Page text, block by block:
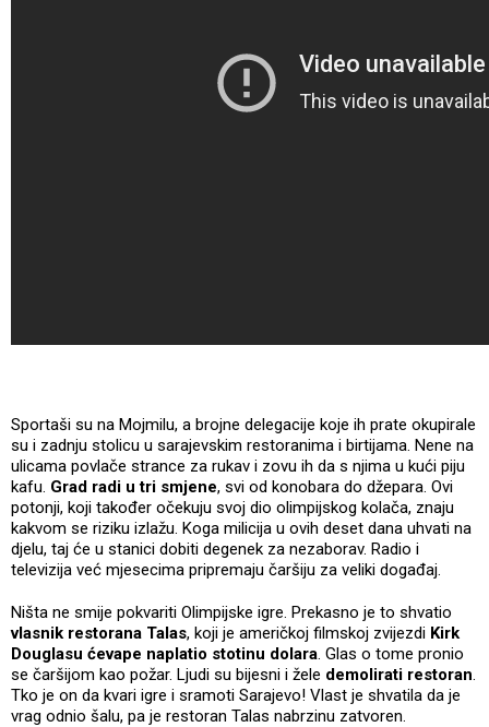
Sportaši su na Mojmilu, a brojne delegacije koje ih prate okupirale
su i zadnju stolicu u sarajevskim restoranima i birtijama. Nene na
ulicama povlače strance za rukav i zovu ih da s njima u kući piju
kafu. Grad radi u tri smjene, svi od konobara do džepara. Ovi
potonji, koji također očekuju svoj dio olimpijskog kolača, znaju
kakvom se riziku izlažu. Koga milicija u ovih deset dana uhvati na
djelu, taj će u stanici dobiti degenek za nezaborav. Radio i
televizija već mjesecima pripremaju čaršiju za veliki događaj.
Ništa ne smije pokvariti Olimpijske igre. Prekasno je to shvatio
vlasnik restorana Talas, koji je američkoj filmskoj zvijezdi Kirk
Douglasu ćevape naplatio stotinu dolara. Glas o tome pronio
se čaršijom kao požar. Ljudi su bijesni i žele demolirati restoran.
Tko je on da kvari igre i sramoti Sarajevo! Vlast je shvatila da je
vrag odnio šalu, pa je restoran Talas nabrzinu zatvoren.